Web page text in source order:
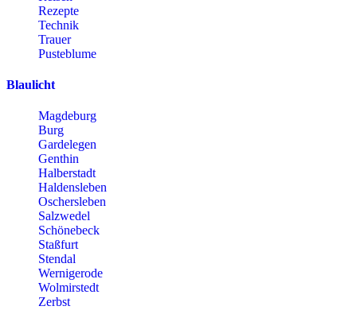
Rezepte
Technik
Trauer
Pusteblume
Blaulicht
Magdeburg
Burg
Gardelegen
Genthin
Halberstadt
Haldensleben
Oschersleben
Salzwedel
Schönebeck
Staßfurt
Stendal
Wernigerode
Wolmirstedt
Zerbst